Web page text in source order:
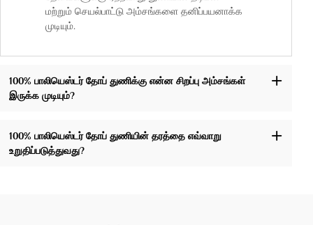
மற்றும் செயல்பாட்டு அம்சங்களை தனிப்பயனாக்க
முடியும்.
100% பாலியெஸ்டர் தோப் துணிக்கு என்ன சிறப்பு அம்சங்கள்
இருக்க முடியும்?
100% பாலியெஸ்டர் தோப் துணியின் தரத்தை எவ்வாறு
உறுதிப்படுத்துவது?